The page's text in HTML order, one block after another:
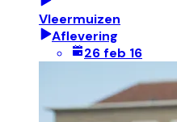
Vleermuizen
Aflevering
26 feb 16